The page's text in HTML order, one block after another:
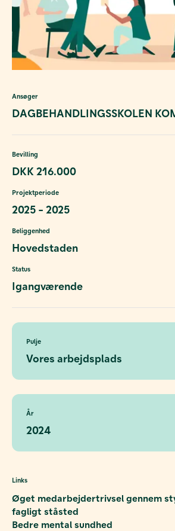
Ansøger
DAGBEHANDLINGSSKOLEN
Bevilling
DKK 216.000
Projektperiode
2025 - 2025
Beliggenhed
Hovedstaden
Status
Igangværende
Pulje
Vores arbejdsplads
År
2024
Links
Øget medarbejdertrivsel gennem
fagligt ståsted
Bedre mental sundhed